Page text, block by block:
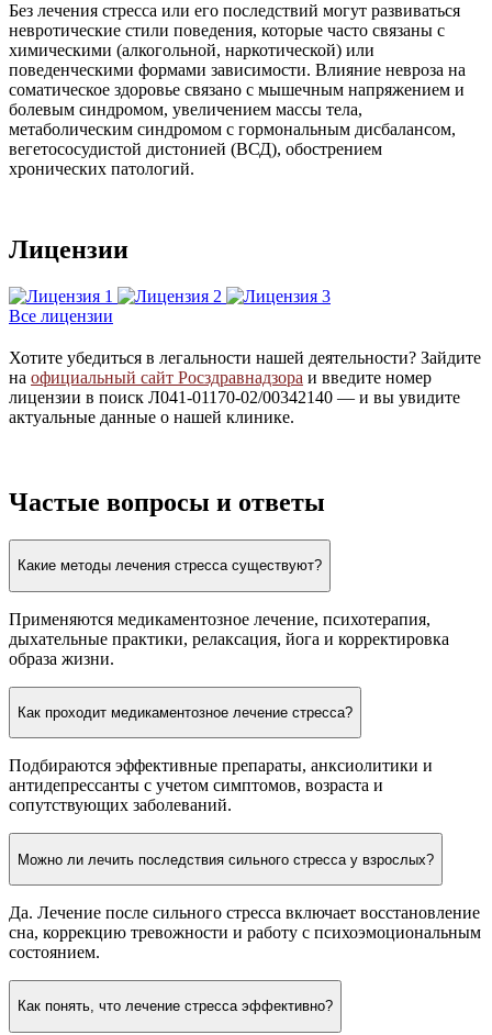
Без лечения стресса или его последствий могут развиваться
невротические стили поведения, которые часто связаны с
химическими (алкогольной, наркотической) или
поведенческими формами зависимости. Влияние невроза на
соматическое здоровье связано с мышечным напряжением и
болевым синдромом, увеличением массы тела,
метаболическим синдромом с гормональным дисбалансом,
вегетососудистой дистонией (ВСД), обострением
хронических патологий.
Лицензии
Все лицензии
Хотите убедиться в легальности нашей деятельности? Зайдите
на официальный сайт Росздравнадзора и введите номер
лицензии в поиск Л041-01170-02/00342140 — и вы увидите
актуальные данные о нашей клинике.
Частые вопросы и ответы
Какие методы лечения стресса существуют?
Применяются медикаментозное лечение, психотерапия,
дыхательные практики, релаксация, йога и корректировка
образа жизни.
Как проходит медикаментозное лечение стресса?
Подбираются эффективные препараты, анксиолитики и
антидепрессанты с учетом симптомов, возраста и
сопутствующих заболеваний.
Можно ли лечить последствия сильного стресса у взрослых?
Да. Лечение после сильного стресса включает восстановление
сна, коррекцию тревожности и работу с психоэмоциональным
состоянием.
Как понять, что лечение стресса эффективно?